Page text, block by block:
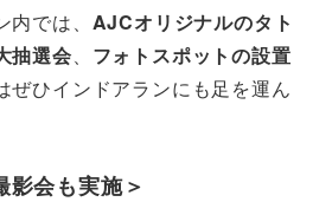
では、 AJCオリジナルのタト
抽選会、 フォトスポットの設置
ぜひインドアランにも足を運ん
影会も実施＞